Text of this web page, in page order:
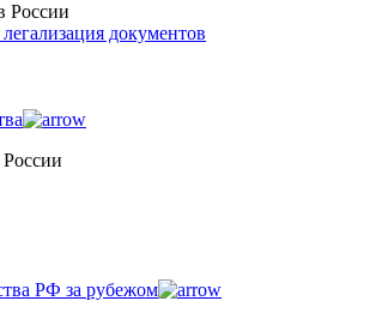
Роcсии
документов
России
РФ за рубежом